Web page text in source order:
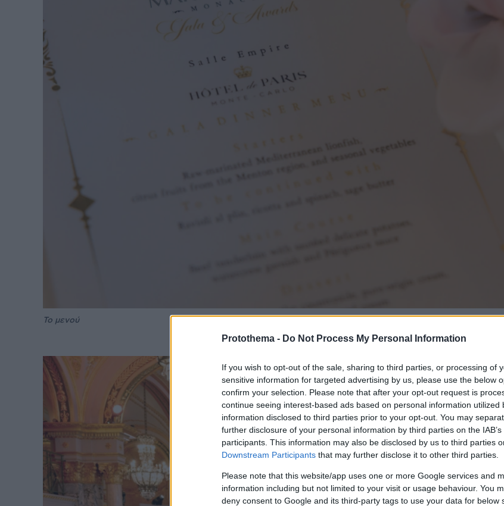
Protothema - Do Not Process My Personal Information
If you wish to opt-out of the sale, sharing to third parties, or processing of
sensitive information for targeted advertising by us, please use the below
confirm your selection. Please note that after your opt-out request is
continue seeing interest-based ads based on personal information utilized
information disclosed to third parties prior to your opt-out. You may
further disclosure of your personal information by third parties on the
participants. This information may also be disclosed by us to third parties
Downstream Participants that may further disclose it to other third parties.
Please note that this website/app uses one or more Google services and
information including but not limited to your visit or usage behaviour. You
deny consent to Google and its third-party tags to use your data for below
Το μενού